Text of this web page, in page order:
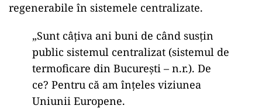
regenerabile în sistemele centralizate.
„Sunt câțiva ani buni de când susțin
public sistemul centralizat (sistemul de
termoficare din București – n.r.). De
ce? Pentru că am înțeles viziunea
Uniunii Europene.